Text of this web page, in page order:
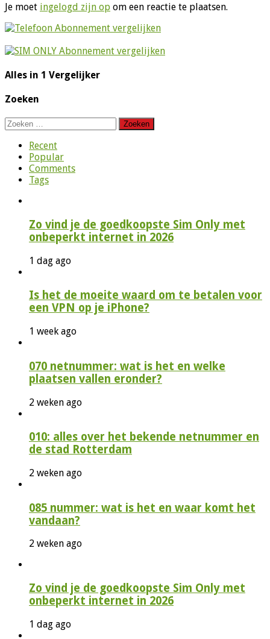
Je moet ingelogd zijn op om een reactie te plaatsen.
Alles in 1 Vergelijker
Zoeken
Zoeken
Recent
Popular
Comments
Tags
Zo vind je de goedkoopste Sim Only met
onbeperkt internet in 2026
1 dag ago
Is het de moeite waard om te betalen voor
een VPN op je iPhone?
1 week ago
070 netnummer: wat is het en welke
plaatsen vallen eronder?
2 weken ago
010: alles over het bekende netnummer en
de stad Rotterdam
2 weken ago
085 nummer: wat is het en waar komt het
vandaan?
2 weken ago
Zo vind je de goedkoopste Sim Only met
onbeperkt internet in 2026
1 dag ago